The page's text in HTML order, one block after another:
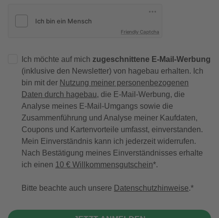
Friendly Captcha
Ich möchte auf mich zugeschnittene E-Mail-Werbung
(inklusive den Newsletter) von hagebau erhalten. Ich
bin mit der Nutzung meiner personenbezogenen
Daten durch hagebau, die E-Mail-Werbung, die
Analyse meines E-Mail-Umgangs sowie die
Zusammenführung und Analyse meiner Kaufdaten,
Coupons und Kartenvorteile umfasst, einverstanden.
Mein Einverständnis kann ich jederzeit widerrufen.
Nach Bestätigung meines Einverständnisses erhalte
ich einen 10 € Willkommensgutschein*.
Bitte beachte auch unsere Datenschutzhinweise.